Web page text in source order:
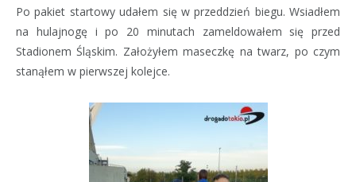
Po pakiet startowy udałem się w przeddzień biegu. Wsiadłem
na hulajnogę i po 20 minutach zameldowałem się przed
Stadionem Śląskim. Założyłem maseczkę na twarz, po czym
stanąłem w pierwszej kolejce.